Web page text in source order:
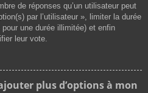
de réponses qu’un utilisateur peut
par l’utilisateur », limiter la durée
une durée illimitée) et enfin
leur vote.
plus d’options à mon